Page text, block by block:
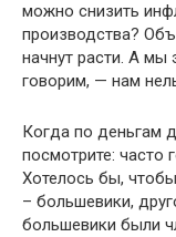
можно снизить
производства?
начнут расти. А мы
говорим, — нам
Когда по деньгам
посмотрите: часто
Хотелось бы,
– большевики,
большевики были